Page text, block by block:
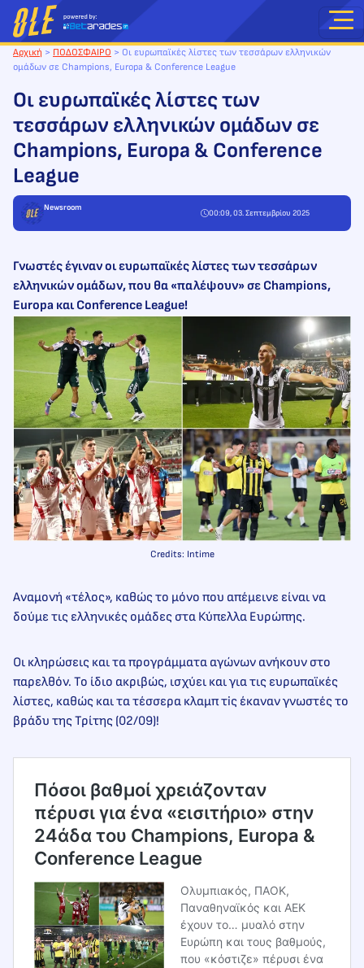
Μετάβαση
στο
περιεχόμενο
Αρχική > ΠΟΔΟΣΦΑΙΡΟ > Οι ευρωπαϊκές λίστες των τεσσάρων ελληνικών
ομάδων σε Champions, Europa & Conference League
Οι ευρωπαϊκές λίστες των
τεσσάρων ελληνικών ομάδων σε
Champions, Europa & Conference
League
Newsroom
00:09, 03. Σεπτεμβρίου 2025
Γνωστές έγιναν οι ευρωπαϊκές λίστες των τεσσάρων
ελληνικών ομάδων, που θα «παλέψουν» σε Champions,
Europa και Conference League!
Credits: Intime
Αναμονή «τέλος», καθώς το μόνο που απέμεινε είναι να
δούμε τις ελληνικές ομάδες στα Κύπελλα Ευρώπης.
Οι κληρώσεις και τα προγράμματα αγώνων ανήκουν στο
παρελθόν. Το ίδιο ακριβώς, ισχύει και για τις ευρωπαϊκές
λίστες, καθώς και τα τέσσερα κλαμπ τiς έκαναν γνωστές το
βράδυ της Τρίτης (02/09)!
Πόσοι βαθμοί χρειάζονταν
πέρυσι για ένα «εισιτήριο» στην
24άδα του Champions, Europa &
Conference League
Ολυμπιακός, ΠΑΟΚ,
Παναθηναϊκός και ΑΕΚ
έχουν το… μυαλό στην
Ευρώπη και τους βαθμούς,
που «κόστιζε» πέρυσι ένα